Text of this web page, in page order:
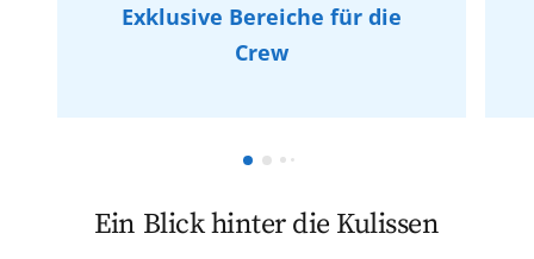
Exklusive Bereiche für die
Crew
Ein Blick hinter die Kulissen